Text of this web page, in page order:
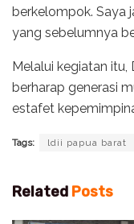
berkelompok. Saya
yang sebelumnya
Melalui kegiatan itu,
berharap generasi
estafet
Tags: ldii papua barat
Related Posts